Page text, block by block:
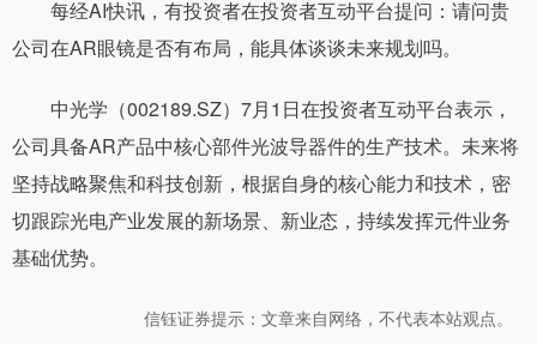
每经AI快讯，有投资者在投资者互动平台提问：请问贵
公司在AR眼镜是否有布局，能具体谈谈未来规划吗。
中光学（002189.SZ）7月1日在投资者互动平台表示，
公司具备AR产品中核心部件光波导器件的生产技术。未来将
坚持战略聚焦和科技创新，根据自身的核心能力和技术，密
切跟踪光电产业发展的新场景、新业态，持续发挥元件业务
基础优势。
信钰证券提示：文章来自网络，不代表本站观点。